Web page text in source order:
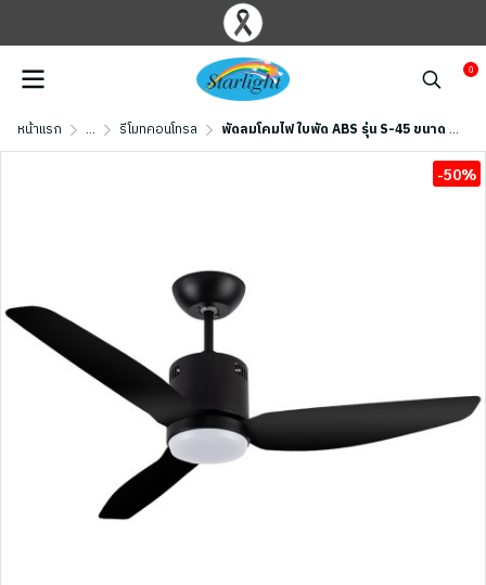
0
หน้าแรก ... รีโมทคอนโทรล พัดลมโคมไฟ ใบพัด ABS รุ่น S-45 ขนาด 46 นิ้ว สีดำด้าน
-50%